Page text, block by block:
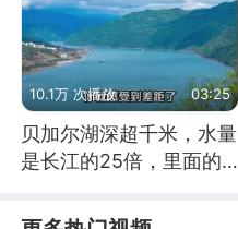
10.1万 次播放 03:25
贝加尔湖深超千米，水量
是长江的25倍，里面的